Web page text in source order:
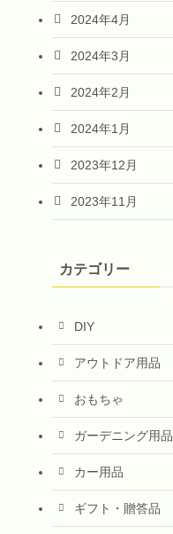
2024年4月
2024年3月
2024年2月
2024年1月
2023年12月
2023年11月
カテゴリー
DIY
アウトドア用品
おもちゃ
ガーデニング用品
カー用品
ギフト・贈答品